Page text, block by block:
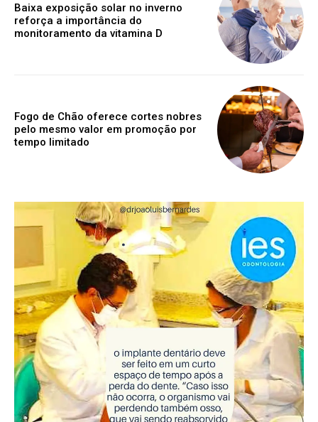
Baixa exposição solar no inverno
reforça a importância do
monitoramento da vitamina D
Fogo de Chão oferece cortes nobres
pelo mesmo valor em promoção por
tempo limitado